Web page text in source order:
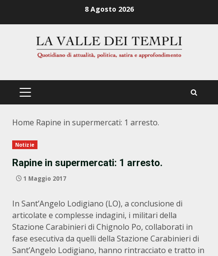
8 Agosto 2026
PRIMÄRES
Home Rapine in supermercati: 1 arresto.
Notizie
Rapine in supermercati: 1 arresto.
1 Maggio 2017
In Sant’Angelo Lodigiano (LO), a conclusione di
articolate e complesse indagini, i militari della
Stazione Carabinieri di Chignolo Po, collaborati in
fase esecutiva da quelli della Stazione Carabinieri di
Sant’Angelo Lodigiano, hanno rintracciato e tratto in